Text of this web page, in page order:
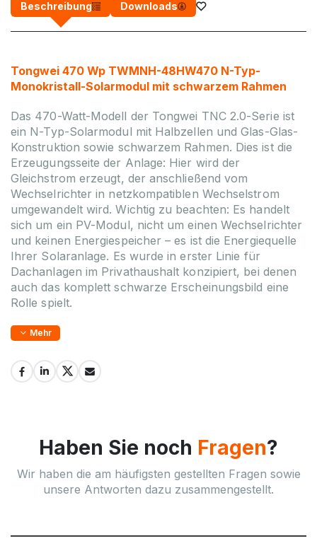
Beschreibung Downloads
Tongwei 470 Wp TWMNH-48HW470 N-Typ-
Monokristall-Solarmodul mit schwarzem Rahmen
Das 470-Watt-Modell der Tongwei TNC 2.0-Serie ist
ein N-Typ-Solarmodul mit Halbzellen und Glas-Glas-
Konstruktion sowie schwarzem Rahmen. Dies ist die
Erzeugungsseite der Anlage: Hier wird der
Gleichstrom erzeugt, der anschließend vom
Wechselrichter in netzkompatiblen Wechselstrom
umgewandelt wird. Wichtig zu beachten: Es handelt
sich um ein PV-Modul, nicht um einen Wechselrichter
und keinen Energiespeicher – es ist die Energiequelle
Ihrer Solaranlage. Es wurde in erster Linie für
Dachanlagen im Privathaushalt konzipiert, bei denen
auch das komplett schwarze Erscheinungsbild eine
Rolle spielt.
Mehr
Haben Sie noch Fragen?
Wir haben die am häufigsten gestellten Fragen sowie
unsere Antworten dazu zusammengestellt.